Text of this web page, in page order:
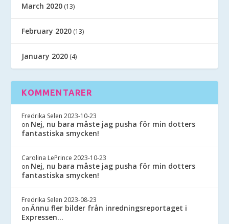
March 2020 (13)
February 2020 (13)
January 2020 (4)
KOMMENTARER
Fredrika Selen 2023-10-23
on Nej, nu bara måste jag pusha för min dotters
fantastiska smycken!
Carolina LePrince 2023-10-23
on Nej, nu bara måste jag pusha för min dotters
fantastiska smycken!
Fredrika Selen 2023-08-23
onÄnnu fler bilder från inredningsreportaget i
Expressen…